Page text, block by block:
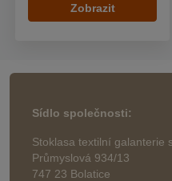
Zobrazit
Sídlo společnosti:
Stoklasa textilní galanterie
Průmyslová 934/13
747 23 Bolatice